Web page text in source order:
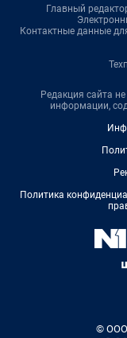
Главный
Контактные данные
Редакция сайта
информации,
Политика
© ООО